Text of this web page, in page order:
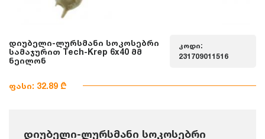
დიუბელი-ლურსმანი სოკოსებრი
სამაჯურით Tech-Krep 6x40 მმ
ნეილონ
კოდი:
231709011516
ფასი: 32.89 ₾
დიუბელი-ლურსმანი სოკოსებრი